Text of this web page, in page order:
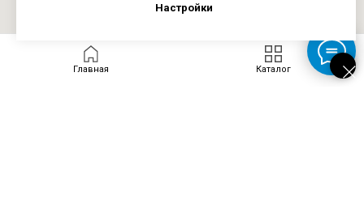
Настройки
Главная Каталог